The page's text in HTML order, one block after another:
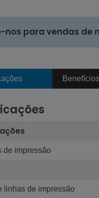
nos para vendas de
Benefícios
de impressão
linhas de impressão